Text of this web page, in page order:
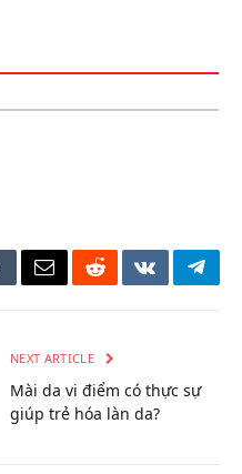
EmailRedditVKontakte
NEXT ARTICLE
Mài da vi điểm có thực sự
giúp trẻ hóa làn da?